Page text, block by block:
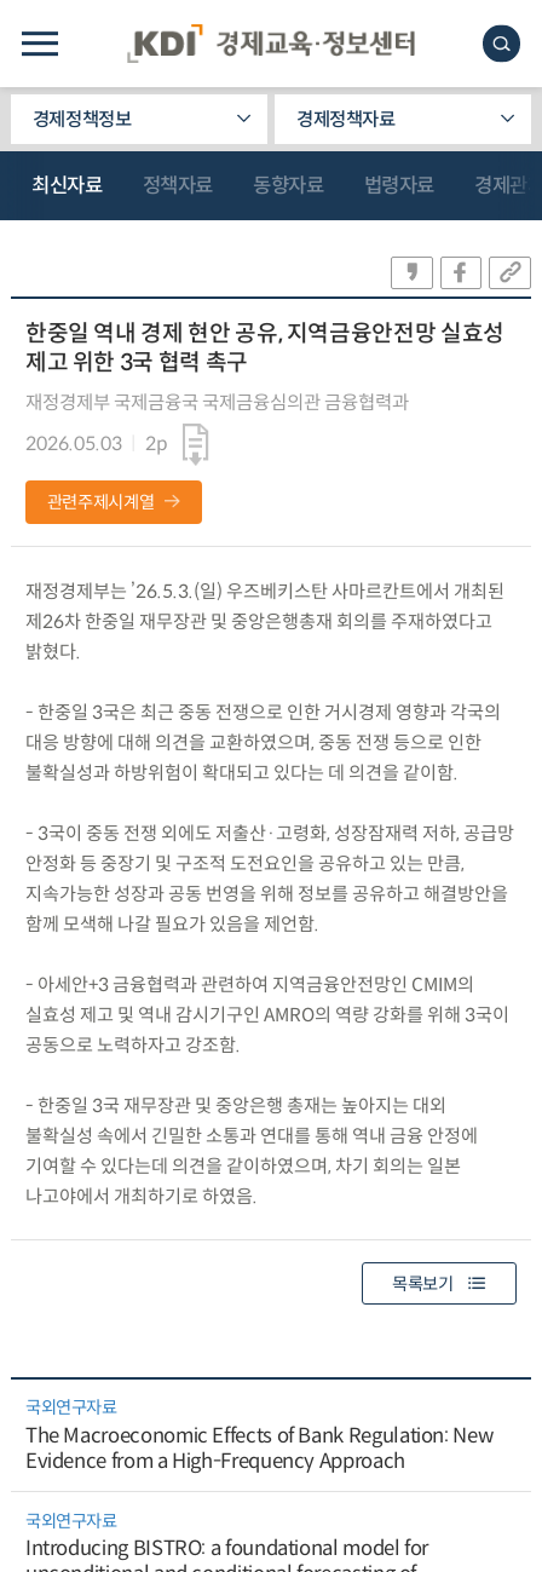
경제정책정보 경제정책자료
최신자료 정책자료 동향자료 법령자료 경제관
한중일 역내 경제 현안 공유, 지역금융안전망 실효성
제고 위한 3국 협력 촉구
재정경제부 국제금융국 국제금융심의관 금융협력과
2026.05.03
2p
관련주제시계열
재정경제부는 ’26.5.3.(일) 우즈베키스탄 사마르칸트에서 개최된
제26차 한중일 재무장관 및 중앙은행총재 회의를 주재하였다고
밝혔다.
- 한중일 3국은 최근 중동 전쟁으로 인한 거시경제 영향과 각국의
대응 방향에 대해 의견을 교환하였으며, 중동 전쟁 등으로 인한
불확실성과 하방위험이 확대되고 있다는 데 의견을 같이함.
- 3국이 중동 전쟁 외에도 저출산·고령화, 성장잠재력 저하, 공급망
안정화 등 중장기 및 구조적 도전요인을 공유하고 있는 만큼,
지속가능한 성장과 공동 번영을 위해 정보를 공유하고 해결방안을
함께 모색해 나갈 필요가 있음을 제언함.
- 아세안+3 금융협력과 관련하여 지역금융안전망인 CMIM의
실효성 제고 및 역내 감시기구인 AMRO의 역량 강화를 위해 3국이
공동으로 노력하자고 강조함.
- 한중일 3국 재무장관 및 중앙은행 총재는 높아지는 대외
불확실성 속에서 긴밀한 소통과 연대를 통해 역내 금융 안정에
기여할 수 있다는데 의견을 같이하였으며, 차기 회의는 일본
나고야에서 개최하기로 하였음.
목록보기
국외연구자료
The Macroeconomic Effects of Bank Regulation: New
Evidence from a High-Frequency Approach
국외연구자료
Introducing BISTRO: a foundational model for